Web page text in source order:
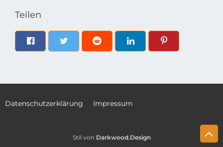
Teilen
Datenschutzerklärung Impressum
Stil von Darkwood.Design